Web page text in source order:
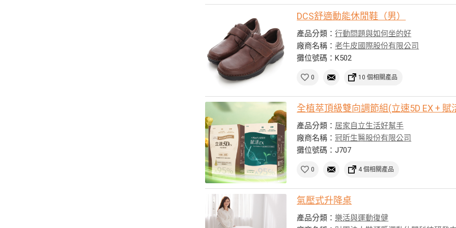
DCS舒適動能休閒鞋（男）
產品分類：行動問題與如何坐的好
廠商名稱：老牛皮國際股份有限公司
攤位號碼：K502
0 10 個相關產品
全植萃頂級雙向調節組(立速5D EX + 賦
產品分類： 居家自立生活好幫手
廠商名稱：冠昕生醫股份有限公司
攤位號碼：J707
0 4 個相關產品
氣壓式升降桌
產品分類：樂活與運動復健